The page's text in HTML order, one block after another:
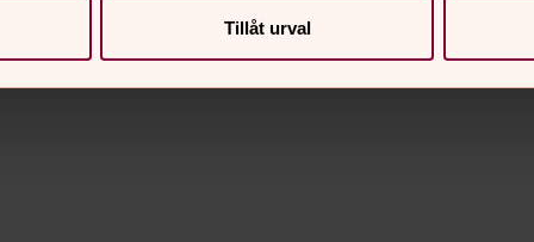
Tillåt urval